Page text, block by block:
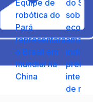
Equipe de
robótica do
Pará
representará
o Brasil em
mundial na
China
do
sobre
prêmio
de